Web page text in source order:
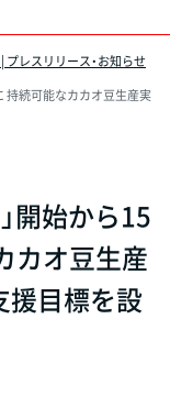
プレスリリース・お知らせ
持続可能なカカオ豆生産実
開始から15
カオ豆生産
援目標を設